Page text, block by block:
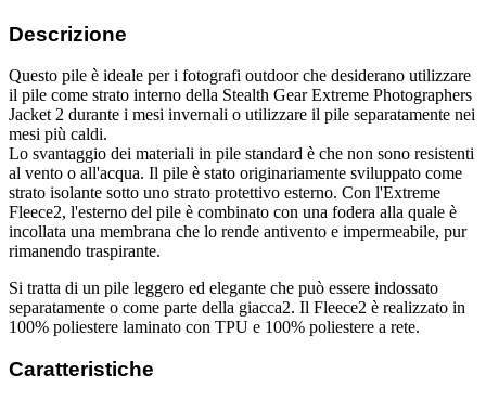
Descrizione
Questo pile è ideale per i fotografi outdoor che desiderano utilizzare
il pile come strato interno della Stealth Gear Extreme Photographers
Jacket 2 durante i mesi invernali o utilizzare il pile separatamente nei
mesi più caldi.
Lo svantaggio dei materiali in pile standard è che non sono resistenti
al vento o all'acqua. Il pile è stato originariamente sviluppato come
strato isolante sotto uno strato protettivo esterno. Con l'Extreme
Fleece2, l'esterno del pile è combinato con una fodera alla quale è
incollata una membrana che lo rende antivento e impermeabile, pur
rimanendo traspirante.
Si tratta di un pile leggero ed elegante che può essere indossato
separatamente o come parte della giacca2. Il Fleece2 è realizzato in
100% poliestere laminato con TPU e 100% poliestere a rete.
Caratteristiche